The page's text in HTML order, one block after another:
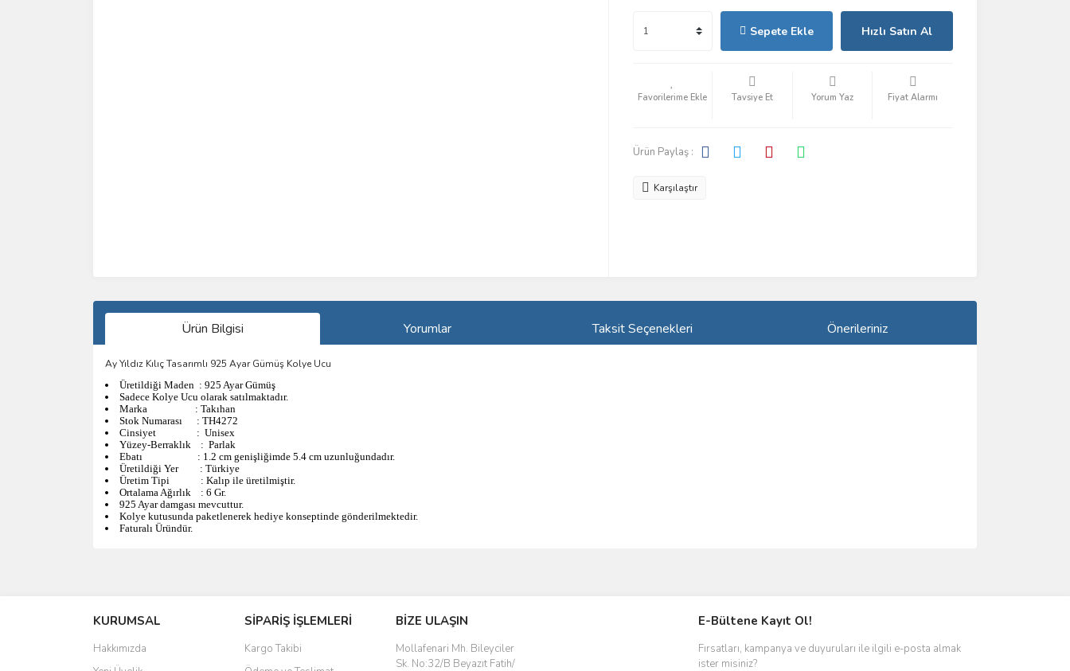
Sepete Ekle Hızlı Satın Al
Tavsiye Et Yorum Yaz Fiyat Alarmı
Ürün Paylaş :
Karşılaştır
Ürün Bilgisi Yorumlar Taksit Seçenekleri Önerileriniz
Ay Yıldız Kılıç Tasarımlı 925 Ayar Gümüş Kolye Ucu
Üretildiği Maden : 925 Ayar Gümüş
Sadece Kolye Ucu olarak satılmaktadır.
Marka : Takıhan
Stok Numarası : TH4272
Cinsiyet : Unisex
Yüzey-Berraklık : Parlak
Ebatı : 1.2 cm genişliğimde 5.4 cm uzunluğundadır.
Üretildiği Yer : Türkiye
Üretim Tipi : Kalıp ile üretilmiştir.
Ortalama Ağırlık : 6 Gr.
925 Ayar damgası mevcuttur.
Kolye kutusunda paketlenerek hediye konseptinde gönderilmektedir.
Faturalı Üründür.
Ürün resmi kalitesiz, bozuk veya görüntülenemiyor.
Ürün açıklamasında eksik bilgiler bulunuyor.
Ürün bilgilerinde hatalar bulunuyor.
KURUMSAL
Hakkımızda
SİPARİŞ İŞLEMLERİ
Kargo Takibi
BİZE ULAŞIN
Mollafenari Mh. Bileyciler
Sk. No:32/B Beyazıt Fatih/
E-Bültene Kayıt Ol!
Fırsatları, kampanya ve duyuruları ile ilgili e-posta almak
ister misiniz?